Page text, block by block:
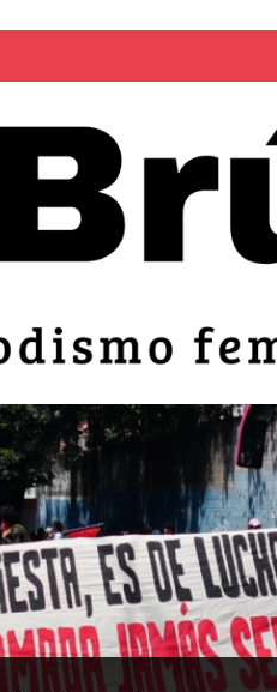
y adolescentes desaparece del
la masacre de 1975 y denuncian el
Leticia Hernández: víctima del
fórmulas presidenciales para 2027
El Salvador ACTUALIDAD